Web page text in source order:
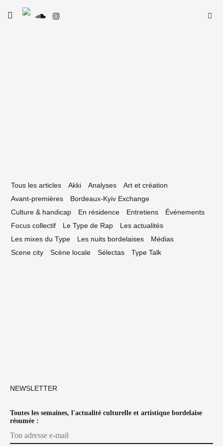
Skip
toggle
Tous les articles Akki Analyses
Art et création
Avant-premières
Bordeaux-Kyiv Exchange
Culture & handicap
En résidence Entretiens
Événements
Focus collectif
Le Type de Rap
Les actualités
Les mixes du Type
Les nuits bordelaises
Médias
Scene city
Scène locale Sélectas Type Talk
NEWSLETTER
Toutes les semaines, l'actualité culturelle et artistique bordelaise
résumée :